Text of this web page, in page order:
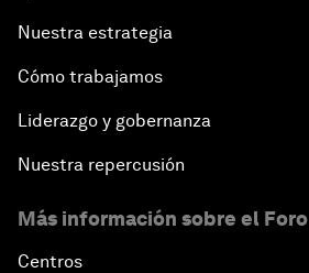
Nuestra estrategia
Cómo trabajamos
Liderazgo y gobernanza
Nuestra repercusión
Más información sobre el Foro
Centros